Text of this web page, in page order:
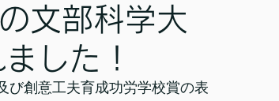
文部科学大
した！
び創意工夫育成功労学校賞の表